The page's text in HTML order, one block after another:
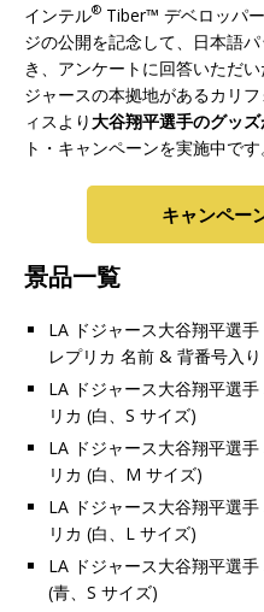
インテル® Tiber™ デベロッパ
ジの公開を記念して、日本語
き、アンケートに回答いただ
ジャースの本拠地があるカリ
ィスより大谷翔平選手のグッ
ト・キャンペーンを実施中です
キャンペー
景品一覧
LA ドジャース大谷翔平選
レプリカ 名前 & 背番号入
LA ドジャース大谷翔平選
リカ (白、S サイズ)
LA ドジャース大谷翔平選
リカ (白、M サイズ)
LA ドジャース大谷翔平選
リカ (白、L サイズ)
LA ドジャース大谷翔平選
(青、S サイズ)